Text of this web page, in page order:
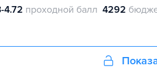
4.72 проходной балл 4292